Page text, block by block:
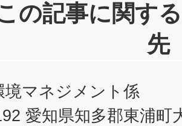
の記事に関す
先
境マネジメント係
愛知県知多郡東浦町